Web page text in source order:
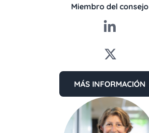
Miembro del consejo
MÁS INFORMACIÓN